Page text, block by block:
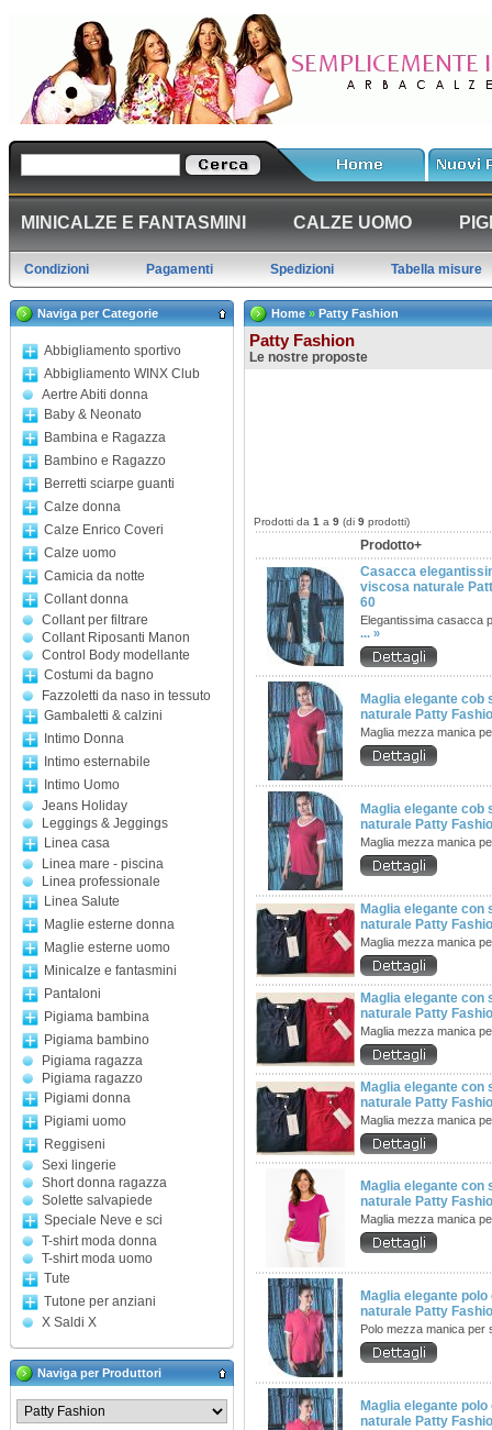
MINICALZE E FANTASMINI CALZE UOMO
Condizioni Pagamenti Spedizioni Tabella misure
Naviga per Categorie
Abbigliamento sportivo
Abbigliamento WINX Club
Aertre Abiti donna
Baby & Neonato
Bambina e Ragazza
Bambino e Ragazzo
Berretti sciarpe guanti
Calze donna
Calze Enrico Coveri
Calze uomo
Camicia da notte
Collant donna
Collant per filtrare
Collant Riposanti Manon
Control Body modellante
Costumi da bagno
Fazzoletti da naso in tessuto
Gambaletti & calzini
Intimo Donna
Intimo esternabile
Intimo Uomo
Jeans Holiday
Leggings & Jeggings
Linea casa
Linea mare - piscina
Linea professionale
Linea Salute
Maglie esterne donna
Maglie esterne uomo
Minicalze e fantasmini
Pantaloni
Pigiama bambina
Pigiama bambino
Pigiama ragazza
Pigiama ragazzo
Pigiami donna
Pigiami uomo
Reggiseni
Sexi lingerie
Short donna ragazza
Solette salvapiede
Speciale Neve e sci
T-shirt moda donna
T-shirt moda uomo
Tute
Tutone per anziani
X Saldi X
Naviga per Produttori
Home » Patty Fashion
Patty Fashion
Le nostre proposte
Prodotti da 1 a 9 (di 9 prodotti)
Prodotto+
Casacca
viscosa naturale
60
Elegantissima casacca
... »
Maglia elegante
naturale Patty
Maglia mezza manica
Maglia elegante
naturale Patty
Maglia mezza manica
Maglia elegante
naturale Patty
Maglia mezza manica
Maglia elegante
naturale Patty
Maglia mezza manica
Maglia elegante
naturale Patty
Maglia mezza manica
Maglia elegante
naturale Patty
Maglia mezza manica
Maglia elegante
naturale Patty
Polo mezza manica per
Maglia elegante
naturale Patty